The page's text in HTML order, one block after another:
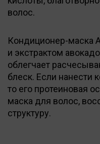
волос.
Кондиционер-маска
и экстрактом
облегчает
блеск. Если нанести
то его протеиновая
маска для волос,
структуру.